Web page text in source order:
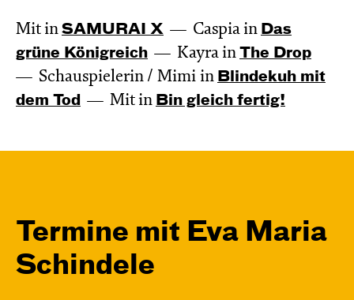
Mit in SAMURAI X Caspia in Das
grüne König­reich
Kayra in The Drop
Schauspielerin / Mimi in Blinde­kuh mit
dem Tod
Mit in Bin gleich fertig!
Termine mit Eva Maria
Schindele